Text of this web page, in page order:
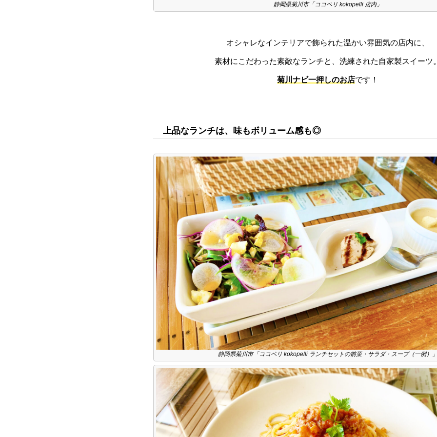
静岡県菊川市「ココペリ kokopelli 店内」
オシャレなインテリアで飾られた温かい雰囲気の店内に、
素材にこだわった素敵なランチと、洗練された自家製スイーツ
菊川ナビ一押しのお店です！
上品なランチは、味もボリューム感も◎
静岡県菊川市「ココペリ kokopelli ランチセットの前菜・サラダ・スープ（一例）